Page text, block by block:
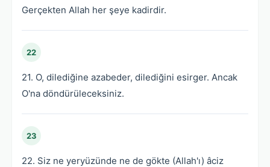
Gerçekten Allah her şeye kadirdir.
22
21. O, dilediğine azabeder, dilediğini esirger. Ancak
O'na döndürüleceksiniz.
23
22. Siz ne yeryüzünde ne de gökte (Allah'ı) âciz